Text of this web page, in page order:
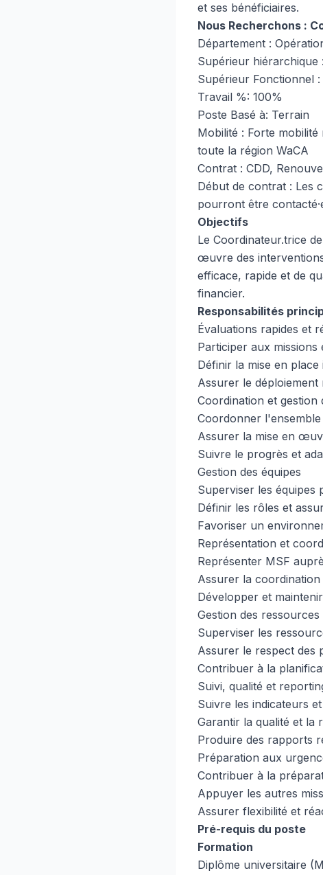
et ses bénéficiaires.
Nous Recherchons :
Département :
Supérieur hiérarchique
Supérieur Fonctionnel
Travail %: 100%
Poste Basé à: Terrain
Mobilité : Forte
toute la région WaCA
Contrat : CDD,
Début de contrat : Les
pourront être
Objectifs
Le Coordinateur.trice
œuvre des
efficace, rapide et de
financier.
Responsabilités
Évaluations rapides et
Participer aux
Définir la mise en
Assurer le déploiement
Coordination et gestion
Coordonner
Assurer la mise en
Suivre le progrès et
Gestion des équipes
Superviser les équipes
Définir les rôles et
Favoriser un
Représentation et
Représenter MSF
Assurer la
Développer et
Gestion des ressources
Superviser les
Assurer le respect des
Contribuer à la
Suivi, qualité et
Suivre les indicateurs
Garantir la qualité et la
Produire des rapports
Préparation aux
Contribuer à la
Appuyer les autres
Assurer flexibilité et
Pré-requis du poste
Formation
Diplôme universitaire